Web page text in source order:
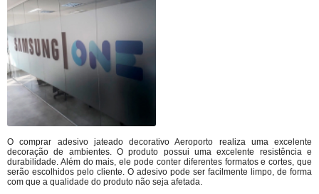
O comprar adesivo jateado decorativo Aeroporto realiza uma excelente
decoração de ambientes. O produto possui uma excelente resistência e
durabilidade. Além do mais, ele pode conter diferentes formatos e cortes, que
serão escolhidos pelo cliente. O adesivo pode ser facilmente limpo, de forma
com que a qualidade do produto não seja afetada.